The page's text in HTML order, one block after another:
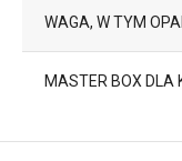
WAGA, W TYM
MASTER BOX DLA